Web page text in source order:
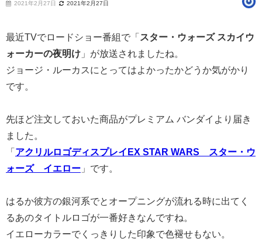
2021年2月27日 2021年2月27日
最近TVでロードショー番組で「 スター・ウォーズ スカイウ
ォーカーの夜明け 」が放送されましたね。
ジョージ・ルーカスにとってはよかったかどうか気がかり
です。
先ほど注文しておいた商品がプレミアム バンダイより届き
ました。
「 アクリルロゴディスプレイEX STAR WARS スター・ウ
ォーズ イエロー 」です。
はるか彼方の銀河系でとオープニングが流れる時に出てく
るあのタイトルロゴが一番好きなんですね。
イエローカラーでくっきりした印象で色褪せもない。